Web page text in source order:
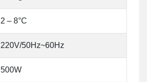
2 – 8°C
220V/50Hz~60Hz
500W